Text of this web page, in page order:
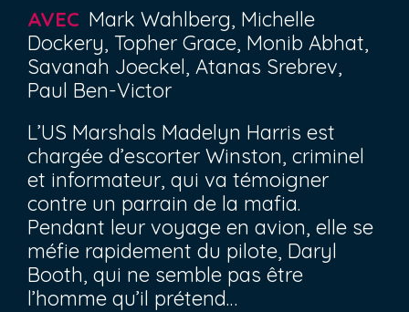
AVEC Mark Wahlberg, Michelle
Dockery, Topher Grace, Monib Abhat,
Savanah Joeckel, Atanas Srebrev,
Paul Ben-Victor
L’US Marshals Madelyn Harris est
chargée d’escorter Winston, criminel
et informateur, qui va témoigner
contre un parrain de la mafia.
Pendant leur voyage en avion, elle se
méfie rapidement du pilote, Daryl
Booth, qui ne semble pas être
l’homme qu’il prétend…